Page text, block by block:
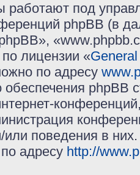
под
phpBB (в
лицензии «
по адресу
обеспечения phpBB
или поведения в
адресу http://